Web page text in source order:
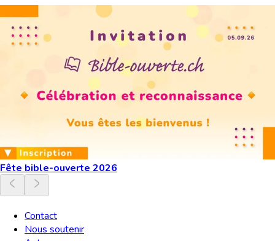
Fête bible-ouverte 2026
Contact
Nous soutenir